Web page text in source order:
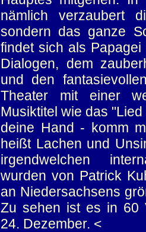
nämlich verzaubert
sondern das ganze
findet sich als
Dialogen, dem
und den
Theater mit einer
Musiktitel wie das
deine Hand - komm
heißt Lachen und
irgendwelchen
wurden von Patrick
an Niedersachsens
Zu sehen ist es in 60
24. Dezember. <